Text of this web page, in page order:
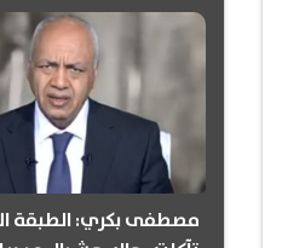
مصطفى بكري: الطبقة